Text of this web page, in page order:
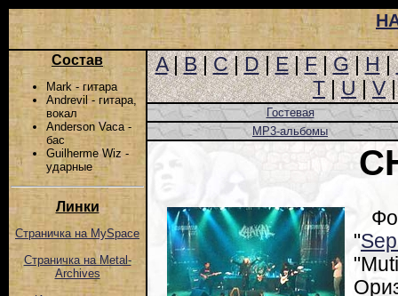
Состав
Mark - гитара
Andrevil - гитара,
вокал
Anderson Vaca -
бас
Guilherme Wiz -
ударные
Линки
Страничка на MySpace
Страничка на Metal-
Archives
A|B|C|D|E|F|G|H|
T|U|V
Гостевая
MP3-альбомы
"